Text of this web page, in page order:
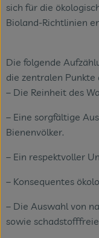
sich für die
Bioland-Richtlinien
Die folgende
die zentralen Punkte
– Die Reinheit des
– Eine sorgfältige
Bienenvölker.
– Ein respektvoller
– Konsequentes
– Die Auswahl von
sowie